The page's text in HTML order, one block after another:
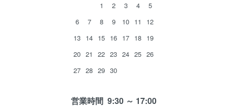
1
2 3 4
5
6
7 8 9 10 11
12
13 14 15 16 17 18 19
20 21 22 23 24 25 26
27 28 29 30
営業時間 9:30 ～ 17:00